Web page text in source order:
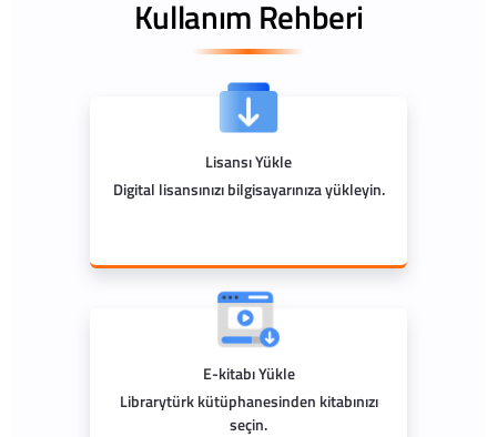
Kullanım Rehberi
Lisansı Yükle
Digital lisansınızı bilgisayarınıza yükleyin.
E-kitabı Yükle
Librarytürk kütüphanesinden kitabınızı
seçin.